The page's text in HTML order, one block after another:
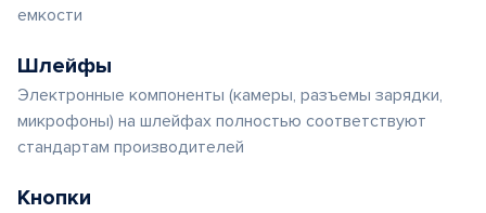
емкости
Шлейфы
Электронные компоненты (камеры, разъемы зарядки,
микрофоны) на шлейфах полностью соответствуют
стандартам производителей
Кнопки